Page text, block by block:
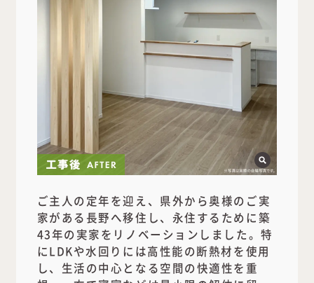
ご主人の定年を迎え、県外から奥様のご実
家がある長野へ移住し、永住するために築
43年の実家をリノベーションしました。特
にLDKや水回りには高性能の断熱材を使用
し、生活の中心となる空間の快適性を重